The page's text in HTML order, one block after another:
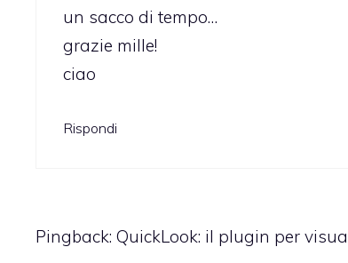
un sacco di tempo…
grazie mille!
ciao
Rispondi
Pingback: QuickLook: il plugin per